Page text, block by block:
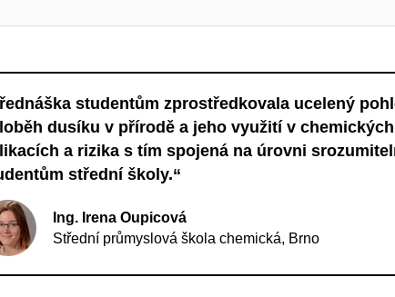
studentům zprostředkovala ucelený
dusíku v přírodě a jeho využití v chemických
a rizika s tím spojená na úrovni
střední školy.“
Ing. Irena Oupicová
Střední průmyslová škola chemická, Brno